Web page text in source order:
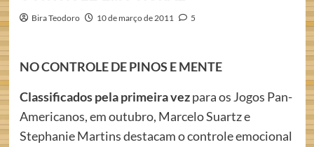
Bira Teodoro 10 de março de 2011 5
NO CONTROLE DE PINOS E MENTE
Classificados pela primeira vezpara os Jogos Pan-
Americanos, em outubro, Marcelo Suartz e
Stephanie Martins destacam o controle emocional